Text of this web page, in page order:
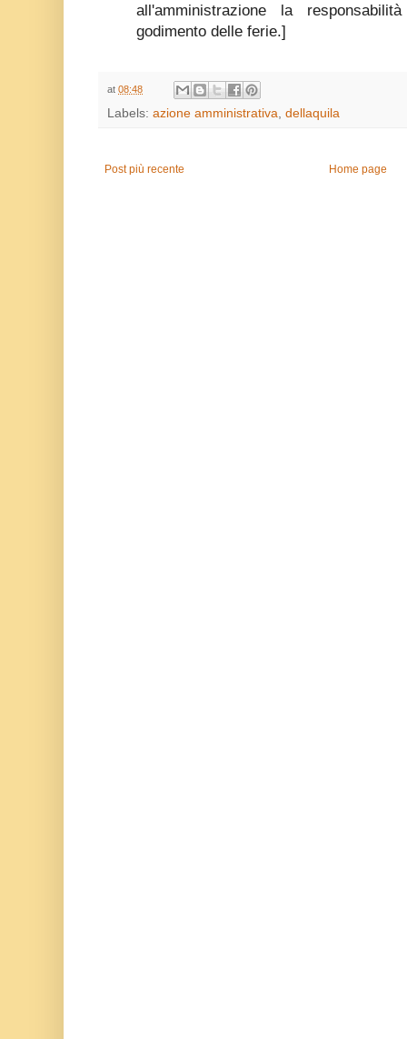
all'amministrazione la
godimento delle ferie.]
at 08:48
Labels: azione amministrativa, dellaquila
Post più recente Home page